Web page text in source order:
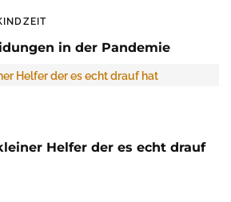
in der Pandemie
Helfer der es echt drauf